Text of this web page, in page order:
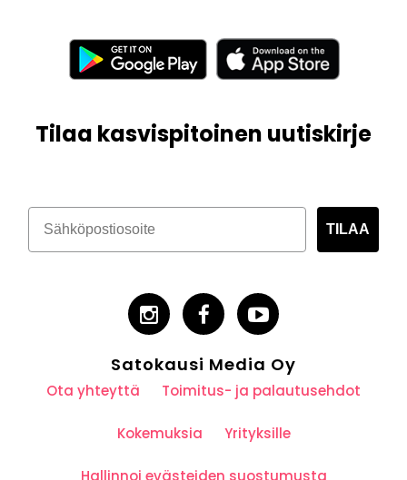
Tilaa kasvispitoinen uutiskirje
TILAA
Satokausi Media Oy
Ota yhteyttä Toimitus- ja palautusehdot
Kokemuksia Yrityksille
Hallinnoi evästeiden suostumusta